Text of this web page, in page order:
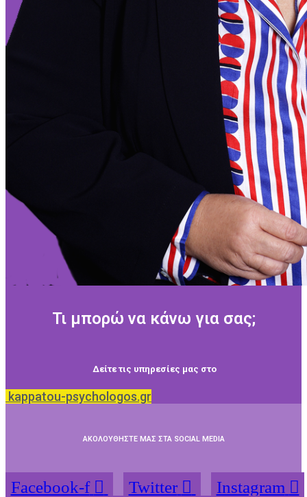
Τι μπορώ να κάνω για σας;
Δείτε τις υπηρεσίες μας στο
kappatou-psychologos.gr
ΑΚΟΛΟΥΘΗΣΤΕ ΜΑΣ ΣΤΑ SOCIAL MEDIA
Facebook-f Twitter
Instagram